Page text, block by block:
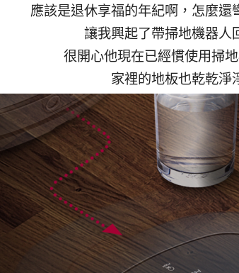
應該是退休享福的年紀啊，怎麼還
讓我興起了帶掃地機器人
很開心他現在已經慣使用掃
家裡的地板也乾乾淨